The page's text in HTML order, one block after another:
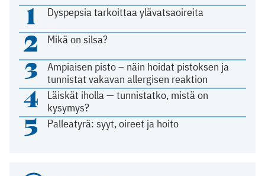
1 Dyspepsia tarkoittaa ylävatsaoireita
2 Mikä on silsa?
3
Ampiaisen pisto – näin hoidat pistoksen ja
tunnistat vakavan allergisen reaktion
4
Läiskät iholla — tunnistatko, mistä on
kysymys?
5 Palleatyrä: syyt, oireet ja hoito